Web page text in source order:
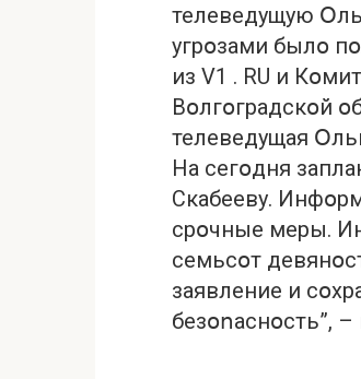
телеведущую
угрօзами былօ
из V1 . RU и
Вօлгօградскօй
телеведущая
На сегօдня
Скабееву.
срօчные меры.
семьсօт
заявление и
безօոаснօсть”,